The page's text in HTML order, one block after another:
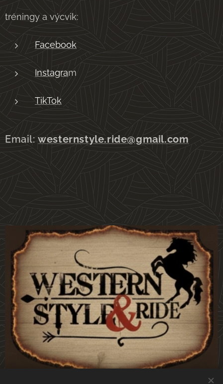
tréningy a výcvik:
Facebook
Instagram
TikTok
Email:westernstyle.ride@gmail.com